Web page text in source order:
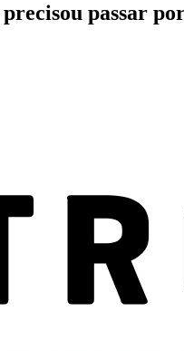
passar